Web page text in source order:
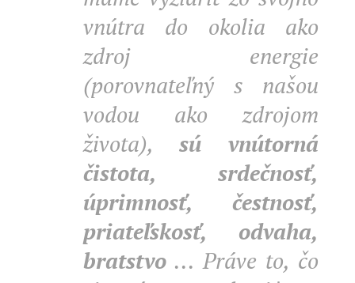
vnútra do okolia ako
zdroj energie
(porovnateľný s našou
vodou ako zdrojom
života), sú vnútorná
čistota, srdečnosť,
úprimnosť, čestnosť,
priateľskosť, odvaha,
bratstvo ... Práve to, čo